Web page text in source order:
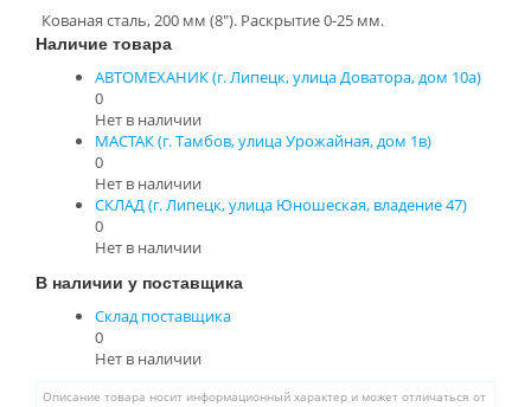
Кованая сталь, 200 мм (8"). Раскрытие 0-25 мм.
Наличие товара
АВТОМЕХАНИК (г. Липецк, улица Доватора, дом 10а)
0
Нет в наличии
МАСТАК (г. Тамбов, улица Урожайная, дом 1в)
0
Нет в наличии
СКЛАД (г. Липецк, улица Юношеская, владение 47)
0
Нет в наличии
В наличии у поставщика
Склад поставщика
0
Нет в наличии
Описание товара носит информационный характер и может отличаться от